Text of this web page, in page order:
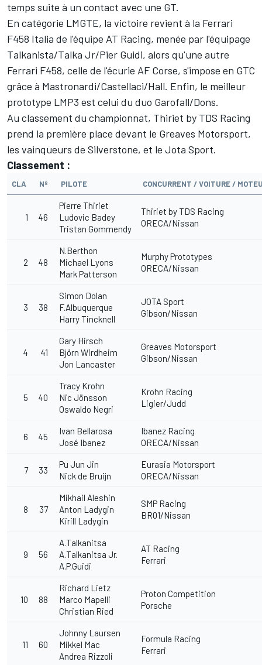
temps suite à un contact avec une GT.
En catégorie LMGTE, la victoire revient à la Ferrari
F458 Italia de l'équipe AT Racing, menée par l'équipage
Talkanista/Talka Jr/Pier Guidi, alors qu'une autre
Ferrari F458, celle de l'écurie AF Corse, s'impose en GTC
grâce à Mastronardi/Castellaci/Hall. Enfin, le meilleur
prototype LMP3 est celui du duo Garofall/Dons.
Au classement du championnat, Thiriet by TDS Racing
prend la première place devant le Greaves Motorsport,
les vainqueurs de Silverstone, et le Jota Sport.
Classement :
CLA Nº PILOTE CONCURRENT / VOITURE /
1 46
Pierre Thiriet
Ludovic Badey
Tristan Gommendy
Thiriet by TDS Racing
ORECA/Nissan
2 48
N.Berthon
Michael Lyons
Mark Patterson
Murphy Prototypes
ORECA/Nissan
3 38
Simon Dolan
F.Albuquerque
Harry Tincknell
JOTA Sport
Gibson/Nissan
4 41
Gary Hirsch
Björn Wirdheim
Jon Lancaster
Greaves Motorsport
Gibson/Nissan
5 40
Tracy Krohn
Nic Jönsson
Oswaldo Negri
Krohn Racing
Ligier/Judd
6 45
Ivan Bellarosa
José Ibanez
Ibanez Racing
ORECA/Nissan
7 33
Pu Jun Jin
Nick de Bruijn
Eurasia Motorsport
ORECA/Nissan
8 37
Mikhail Aleshin
Anton Ladygin
Kirill Ladygin
SMP Racing
BR01/Nissan
9 56
A.Talkanitsa
A.Talkanitsa Jr.
A.P.Guidi
AT Racing
Ferrari
10 88
Richard Lietz
Marco Mapelli
Christian Ried
Proton Competition
Porsche
11 60
Johnny Laursen
Mikkel Mac
Andrea Rizzoli
Formula Racing
Ferrari